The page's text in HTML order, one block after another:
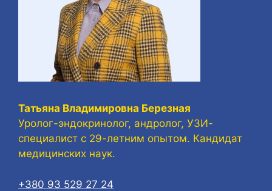
Татьяна Владимировна Березная
Уролог-эндокринолог, андролог, УЗИ-
специалист с 29-летним опытом. Кандидат
медицинских наук.
+380 93 529 27 24